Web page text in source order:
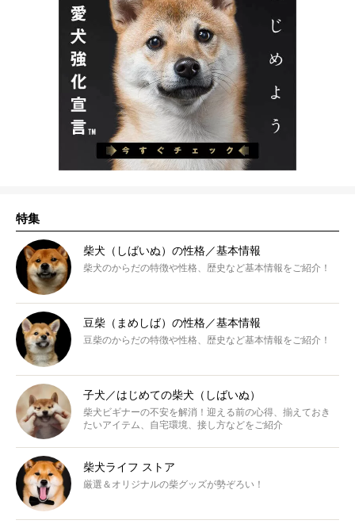
特集
柴犬（しばいぬ）の性格／基本情報
柴犬のからだの特徴や性格、歴史など基本情報をご紹介！
豆柴（まめしば）の性格／基本情報
豆柴のからだの特徴や性格、歴史など基本情報をご紹介！
子犬／はじめての柴犬（しばいぬ）
柴犬ビギナーの不安を解消！迎える前の心得、揃えておき
たいアイテム、自宅環境、接し方などをご紹介
柴犬ライフ ストア
厳選＆オリジナルの柴グッズが勢ぞろい！